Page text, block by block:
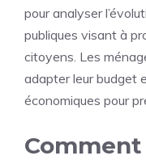
pour analyser
publiques visant à
citoyens. Les
adapter leur budget
économiques pour